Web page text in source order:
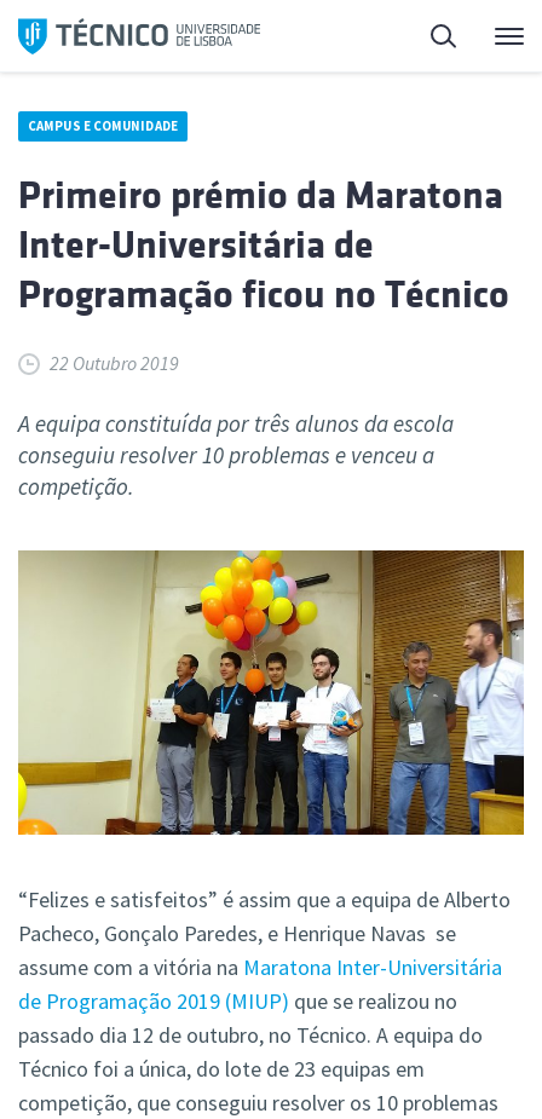
Saltar
para
Pesquisa
CAMPUS E COMUNIDADE
Primeiro prémio da Maratona
Inter-Universitária de
Programação ficou no Técnico
22 Outubro 2019
A equipa constituída por três alunos da escola
conseguiu resolver 10 problemas e venceu a
competição.
“Felizes e satisfeitos” é assim que a equipa de Alberto
Pacheco, Gonçalo Paredes, e Henrique Navas se
assume com a vitória na Maratona Inter-Universitária
de Programação 2019 (MIUP) que se realizou no
passado dia 12 de outubro, no Técnico. A equipa do
Técnico foi a única, do lote de 23 equipas em
competição, que conseguiu resolver os 10 problemas